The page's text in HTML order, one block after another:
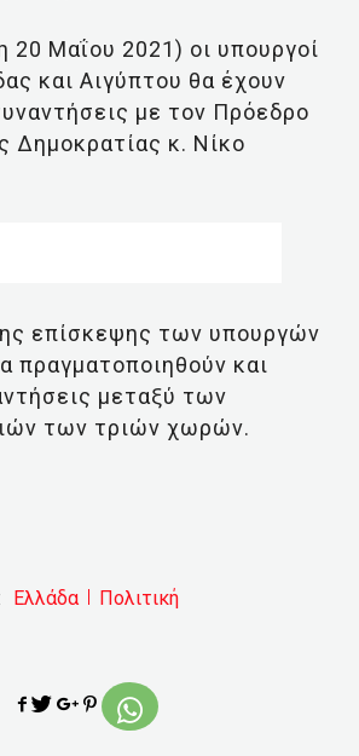
20 Μαΐου 2021) οι υπουργοί
και Αιγύπτου θα έχουν
με τον Πρόεδρο
Δημοκρατίας κ. Νίκο
επίσκεψης των υπουργών
πραγματοποιηθούν και
μεταξύ των
των τριών χωρών.
Ελλάδα Πολιτική